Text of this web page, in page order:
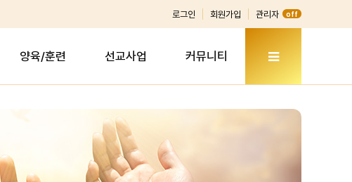
로그인 회원가입 관리자 off
양육/훈련 선교사업 커뮤니티